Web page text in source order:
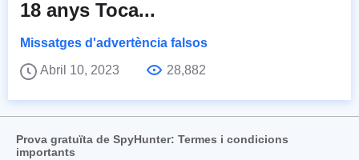
18 anys Toca...
Missatges d'advertència falsos
Abril 10, 2023
28,882
Prova gratuïta de SpyHunter: Termes i condicions
importants